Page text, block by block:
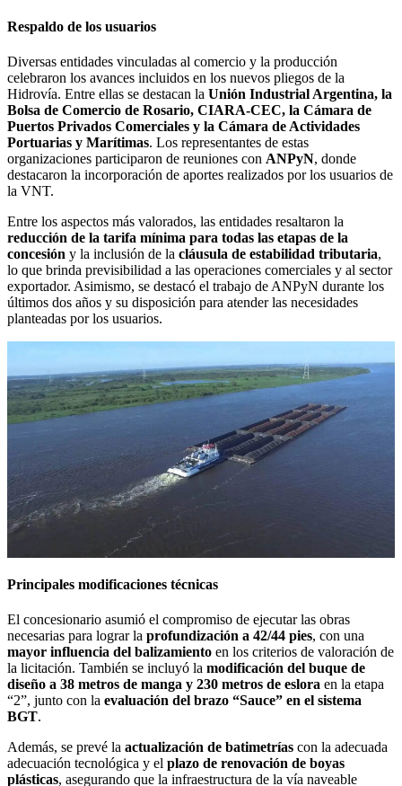
Respaldo de los usuarios
Diversas entidades vinculadas al comercio y la producción
celebraron los avances incluidos en los nuevos pliegos de la
Hidrovía. Entre ellas se destacan la Unión Industrial Argentina, la
Bolsa de Comercio de Rosario, CIARA-CEC, la Cámara de
Puertos Privados Comerciales y la Cámara de Actividades
Portuarias y Marítimas. Los representantes de estas
organizaciones participaron de reuniones con ANPyN, donde
destacaron la incorporación de aportes realizados por los usuarios de
la VNT.
Entre los aspectos más valorados, las entidades resaltaron la
reducción de la tarifa mínima para todas las etapas de la
concesión y la inclusión de la cláusula de estabilidad tributaria,
lo que brinda previsibilidad a las operaciones comerciales y al sector
exportador. Asimismo, se destacó el trabajo de ANPyN durante los
últimos dos años y su disposición para atender las necesidades
planteadas por los usuarios.
Principales modificaciones técnicas
El concesionario asumió el compromiso de ejecutar las obras
necesarias para lograr la profundización a 42/44 pies, con una
mayor influencia del balizamiento en los criterios de valoración de
la licitación. También se incluyó la modificación del buque de
diseño a 38 metros de manga y 230 metros de eslora en la etapa
“2”, junto con la evaluación del brazo “Sauce” en el sistema
BGT.
Además, se prevé la actualización de batimetrías con la adecuada
adecuación tecnológica y el plazo de renovación de boyas
plásticas, asegurando que la infraestructura de la vía naveable